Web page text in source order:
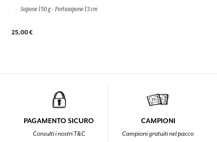
Sapone 150 g - Portasapone 13 cm
25,00 €
PAGAMENTO SICURO
Consulti i nostri T&C
CAMPIONI
Campioni gratuiti nel pacco